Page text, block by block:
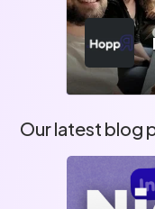
Our latest blog